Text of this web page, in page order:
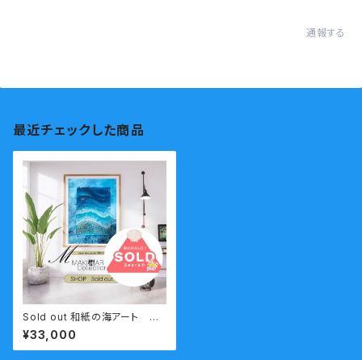
通報する
最近チェックした商品
Sold out 和紙の海アート 重
なる海
¥33,000